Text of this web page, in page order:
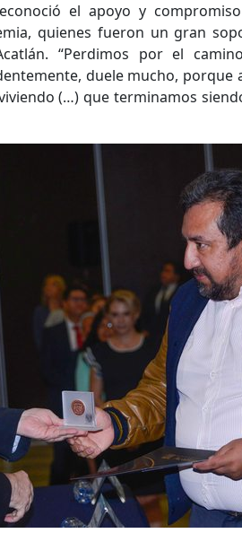
el apoyo y
quienes fueron un gran
“Perdimos por el
duele mucho, porque
(…) que terminamos